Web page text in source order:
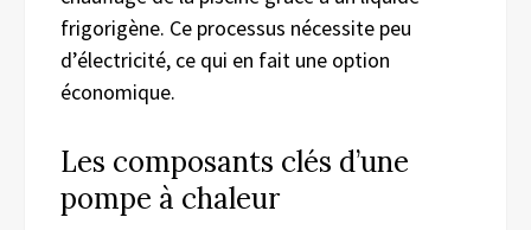
frigorigène. Ce processus nécessite peu
d’électricité, ce qui en fait une option
économique.
Les composants clés d’une
pompe à chaleur